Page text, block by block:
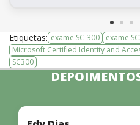
Etiquetas: exame SC-300
exame
Microsoft Certified Identity and
SC300